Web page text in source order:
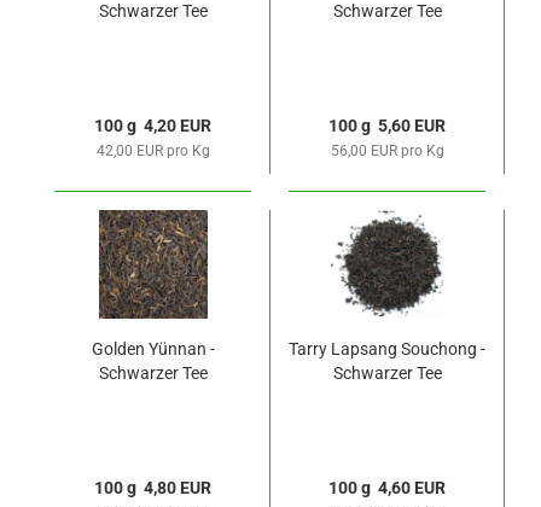
Schwarzer Tee
100 g 4,20 EUR
42,00 EUR pro Kg
Schwarzer Tee
100 g 5,60 EUR
56,00 EUR pro Kg
Golden Yünnan -
Schwarzer Tee
100 g 4,80 EUR
Tarry Lapsang Souchong -
Schwarzer Tee
100 g 4,60 EUR